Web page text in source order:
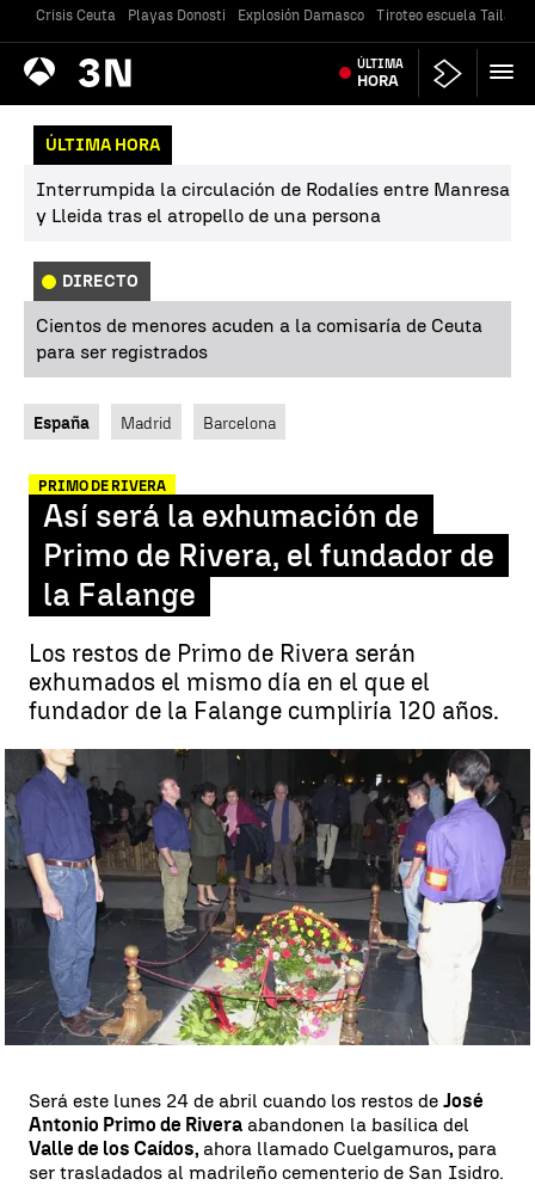
Crisis Ceuta Playas Donosti Explosión Damasco Tiroteo escuela
Antena
3 Noticias ÚLTIMA
HORA
ÚLTIMA HORA
Interrumpida la circulación de Rodalíes entre Manresa
y Lleida tras el atropello de una persona
DIRECTO
Cientos de menores acuden a la comisaría de Ceuta
para ser registrados
España Madrid Barcelona
PRIMO DE RIVERA
Así será la exhumación de
Primo de Rivera, el fundador de
la Falange
Los restos de Primo de Rivera serán
exhumados el mismo día en el que el
fundador de la Falange cumpliría 120 años.
La exhumación de Primo de Rivera |EFE
Antena 3 Noticias
Publicado:21 de abril de 2023, 15:16
WhatsappFacebook
X Linkedin
Será este lunes 24 de abril cuando los restos de José
Antonio Primo de Rivera abandonen la basílica del
Valle de los Caídos, ahora llamado Cuelgamuros, para
ser trasladados al madrileño cementerio de San Isidro.